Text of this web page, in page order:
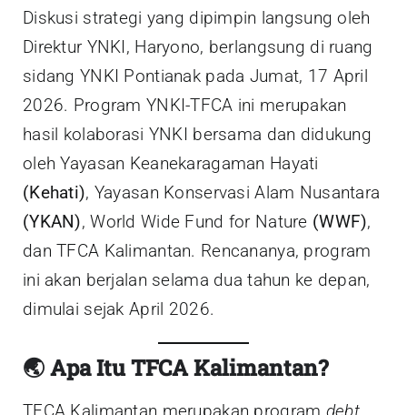
Diskusi strategi yang dipimpin langsung oleh
Direktur YNKI, Haryono, berlangsung di ruang
sidang YNKI Pontianak pada Jumat, 17 April
2026. Program YNKI-TFCA ini merupakan
hasil kolaborasi YNKI bersama dan didukung
oleh Yayasan Keanekaragaman Hayati
(Kehati), Yayasan Konservasi Alam Nusantara
(YKAN), World Wide Fund for Nature (WWF),
dan TFCA Kalimantan. Rencananya, program
ini akan berjalan selama dua tahun ke depan,
dimulai sejak April 2026.
🌏Apa Itu TFCA Kalimantan?